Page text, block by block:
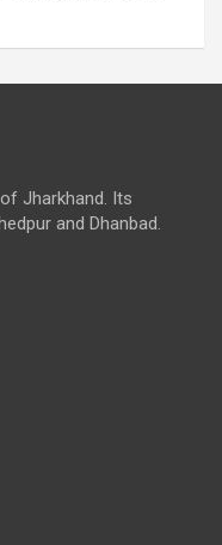
Jharkhand. Its
and Dhanbad.